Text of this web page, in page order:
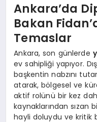
Ankara’da
Bakan
Temaslar
Ankara, son günlerde
ev sahipliği yapıyor.
başkentin nabzını
atarak, bölgesel ve
aktif rolünü bir kez
kaynaklarından sızan
hayli doluydu ve kritik